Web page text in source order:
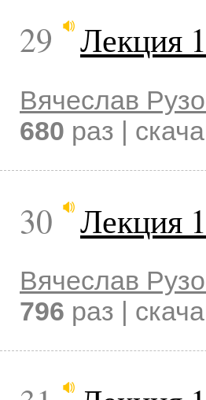
29 Лекция
Вячеслав
680 раз |
30 Лекция
Вячеслав
796 раз |